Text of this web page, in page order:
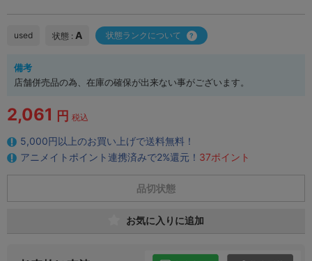
used 状態 : A 状態ランクについて
備考
店舗併売品の為、在庫の確保が出来ない事がございます。
2,061 円 税込
5,000円以上のお買い上げで送料無料！
アニメイトポイント連携済みで2%還元！ 37ポイント
品切状態
お気に入りに追加